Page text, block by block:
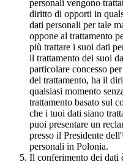
personali vengono
diritto di opporti in
dati personali per tale
oppone al trattamento
più trattare i suoi dati
il trattamento dei suoi
particolare concesso
del trattamento, ha il
qualsiasi momento
trattamento basato sul
che i tuoi dati siano
puoi presentare un
presso il Presidente
personali in Polonia.
Il conferimento dei dati